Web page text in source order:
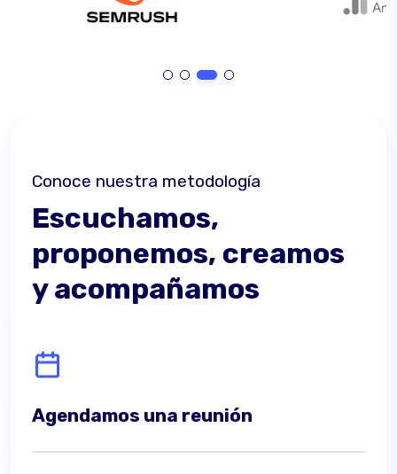
Conoce nuestra metodología
Escuchamos,
proponemos, creamos
y acompañamos
Agendamos una reunión